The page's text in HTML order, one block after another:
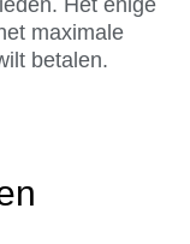
maximale
betalen.